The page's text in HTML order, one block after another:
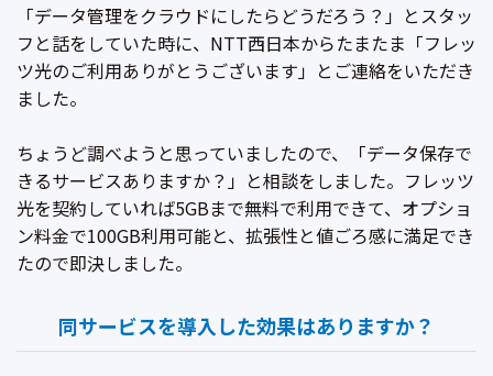
「データ管理をクラウドにしたらどうだろう？」とスタッ
フと話をしていた時に、NTT西日本からたまたま「フレッ
ツ光のご利用ありがとうございます」とご連絡をいただき
ました。
ちょうど調べようと思っていましたので、「データ保存で
きるサービスありますか？」と相談をしました。フレッツ
光を契約していれば5GBまで無料で利用できて、オプショ
ン料金で100GB利用可能と、拡張性と値ごろ感に満足でき
たので即決しました。
同サービスを導入した効果はありますか？